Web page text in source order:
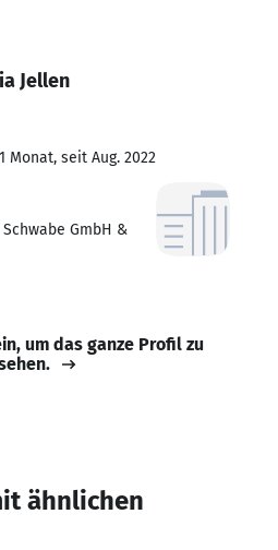
Jellen
Monat, seit Aug. 2022
GmbH &
um das ganze Profil zu
ähnlichen